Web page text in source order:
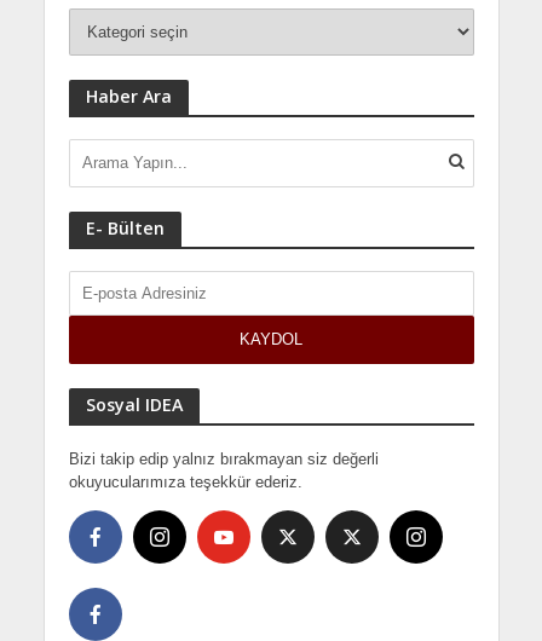
Haber Ara
E- Bülten
Sosyal IDEA
Bizi takip edip yalnız bırakmayan siz değerli
okuyucularımıza teşekkür ederiz.